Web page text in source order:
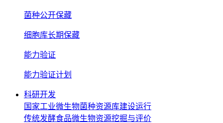
菌种公开保藏
细胞库长期保藏
能力验证
能力验证计划
科研开发
国家工业微生物菌种资源库建设运行
传统发酵食品微生物资源挖掘与评价